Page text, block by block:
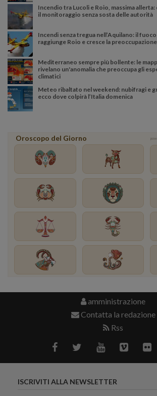
Incendio tra Lucoli e Roio, massima
il monitoraggio senza sosta delle autorità
Incendi senza tregua nell’Aquilano: il fuoco
raggiunge Roio e cresce la
Mediterraneo sempre più bollente: le
rivelano un'anomalia che preoccupa gli
climatici
Meteo ribaltato nel weekend: nubifragi e
ecco dove colpirà l’Italia domenica
Oroscopo del Giorno
amministrazione
Contatta la redazione
Rss
ISCRIVITI ALLA NEWSLETTER